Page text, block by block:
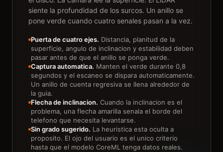
siente la profundidad de los surcos. Un anillo se
pone verde cuando cuatro senales pasan a la vez.
Puerta de cuatro ejes. Distancia, planitud de la
superficie, angulo de inclinacion y estabilidad deben
pasar antes de que el anillo se ponga verde.
Captura automatica. Manten el verde durante 0,8
segundos y el escaneo se dispara automaticamente.
Un anillo de cuenta regresiva se llena alrededor de
la guia.
Flecha de inclinacion. Cuando la inclinacion es el
problema, una flecha amarilla senala el borde del
telefono que necesita levantarse.
Sin grado sugerido. La heuristica esta oculta a
proposito. El ojo del usuario es el unico criterio
hasta que el modelo CoreML tenga datos reales.